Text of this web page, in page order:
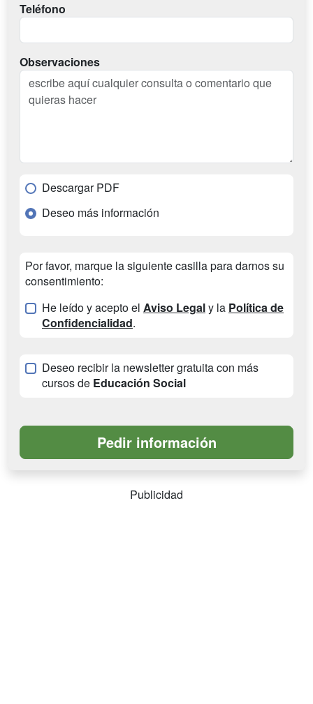
Teléfono
Observaciones
Descargar PDF
Deseo más información
Por favor, marque la siguiente casilla para darnos su
consentimiento:
He leído y acepto el Aviso Legaly la Política de
Confidencialidad.
Deseo recibir la newsletter gratuita con más
cursos de Educación Social
Publicidad